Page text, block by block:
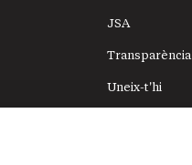
JSA
Transparència
Uneix-t'hi